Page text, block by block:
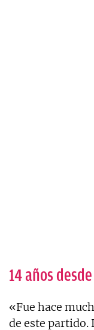
14 años
«Fue hace
de este partido.